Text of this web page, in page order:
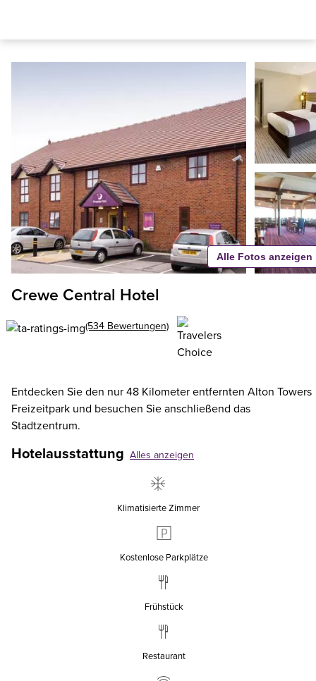
Crewe Central Hotel
(534 Bewertungen)
Entdecken Sie den nur 48 Kilometer entfernten Alton Towers
Freizeitpark und besuchen Sie anschließend das
Stadtzentrum.
Hotelausstattung Alles anzeigen
Klimatisierte Zimmer
Kostenlose Parkplätze
Frühstück
Restaurant
Alle Fotos anzeigen